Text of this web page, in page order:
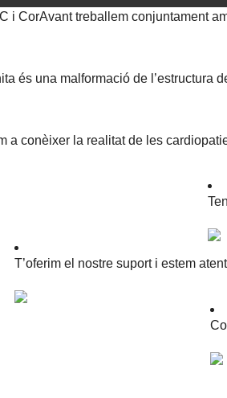
i CorAvant treballem conjuntament
és una malformació de l’estructura
a conèixer la realitat de les
T’oferim el nostre suport i estem